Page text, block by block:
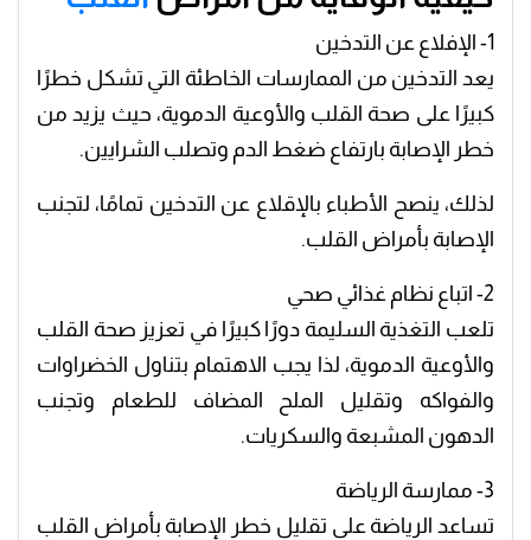
1- الإفلاع عن التدخين
يعد التدخين من الممارسات الخاطئة التي تشكل خطرًا
كبيرًا على صحة القلب والأوعية الدموية، حيث يزيد من
خطر الإصابة بارتفاع ضغط الدم وتصلب الشرايين.
لذلك، ينصح الأطباء بالإقلاع عن التدخين تمامًا، لتجنب
الإصابة بأمراض القلب.
2- اتباع نظام غذائي صحي
تلعب التغذية السليمة دورًا كبيرًا في تعزيز صحة القلب
والأوعية الدموية، لذا يجب الاهتمام بتناول الخضراوات
والفواكه وتقليل الملح المضاف للطعام وتجنب
الدهون المشبعة والسكريات.
3- ممارسة الرياضة
تساعد الرياضة على تقليل خطر الإصابة بأمراض القلب